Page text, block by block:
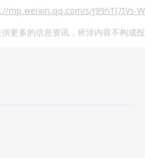
mp.weixin.qq.com/s/J99hTJ7IVs-
供更多的信息资讯，所涉内容不构